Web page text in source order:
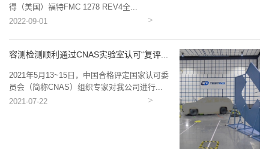
得（美国）福特FMC 1278 REV4全...
2022-09-01
容测检测顺利通过CNAS实验室认可“复评...
2021年5月13~15日，中国合格评定国家认可委
员会（简称CNAS）组织专家对我公司进行...
2021-07-22